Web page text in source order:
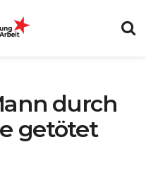
durch
getötet